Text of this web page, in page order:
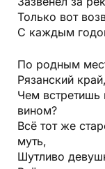
Только вот
С каждым
По родным
Рязанский
Чем встретишь
вином?
Всё тот же
муть,
Шутливо